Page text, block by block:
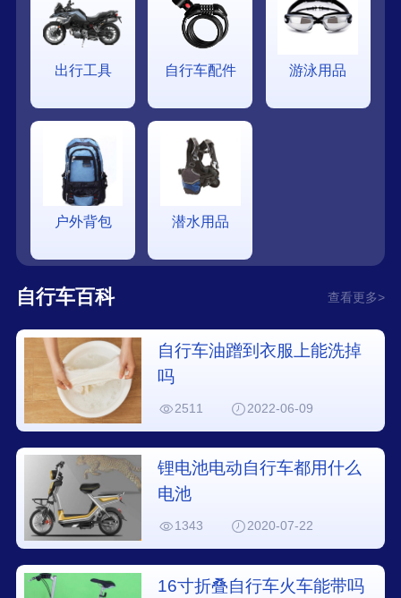
出行工具 自行车配件 游泳用品
户外背包 潜水用品
自行车百科 查看更多>
自行车油蹭到衣服上能洗掉
吗
2511 2022-06-09
锂电池电动自行车都用什么
电池
1343 2020-07-22
16寸折叠自行车火车能带吗